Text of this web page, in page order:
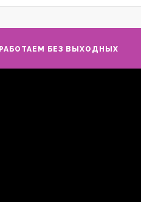
РАБОТАЕМ БЕЗ ВЫХОДНЫХ